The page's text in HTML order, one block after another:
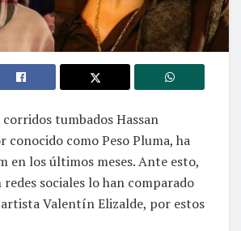
tumbados Hassan
conocido como Peso Pluma, ha
en los últimos meses. Ante esto,
sociales lo han comparado
Valentín Elizalde, por estos